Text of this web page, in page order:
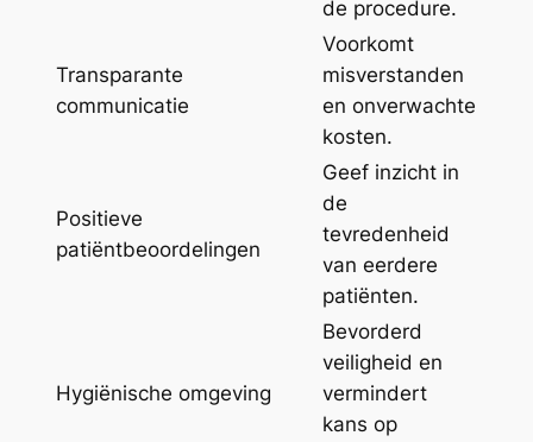
de procedure.
Transparante
communicatie
Voorkomt
misverstanden
en onverwachte
kosten.
Positieve
patiëntbeoordelingen
Geef inzicht in
de
tevredenheid
van eerdere
patiënten.
Hygiënische omgeving
Bevorderd
veiligheid en
vermindert
kans op